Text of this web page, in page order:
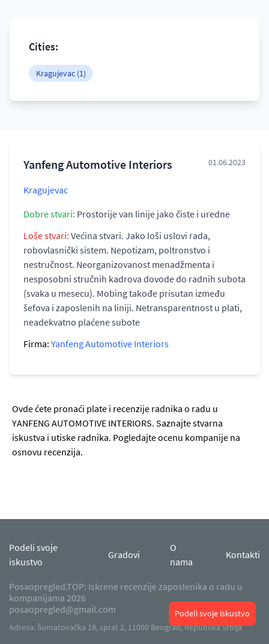
Cities:
Kragujevac (1)
Yanfeng Automotive Interiors 01.06.2023
Kragujevac
Dobre stvari: Prostorije van linije jako čiste i uredne
Loše stvari: Većina stvari. Jako loši uslovi rada,
robovlasnički sistem. Nepotizam, poltronstvo i
nestručnost. Neorganizovanost menadžmenta i
nesposobni stručnih kadrova dovode do radnih subota
(svaka u mesecu). Mobing takođe prisutan između
šefova i zaposlenih na liniji. Netransparentnost u plati,
neadekvatno plaćene subote
Firma: Yanfeng Automotive Interiors
Ovde ćete pronaći plate i recenzije radnika o radu u
YANFENG AUTOMOTIVE INTERIORS. Saznajte stvarna
iskustva i utiske radnika. Pogledajte ocenu kompanije na
osnovu recenzija.
Podeli svoje iskustvo
Podeli svoje
iskustvo
Gradovi
O
nama
Kontakti
Posaopregled.TOP: Iskrene recenzije zaposlenika o radu u
kompanijama 2026
posaopregled@gmail.com
Adresa: Šumatovačka 18, sprat 2, 11000 Beograd, Republika Srbija